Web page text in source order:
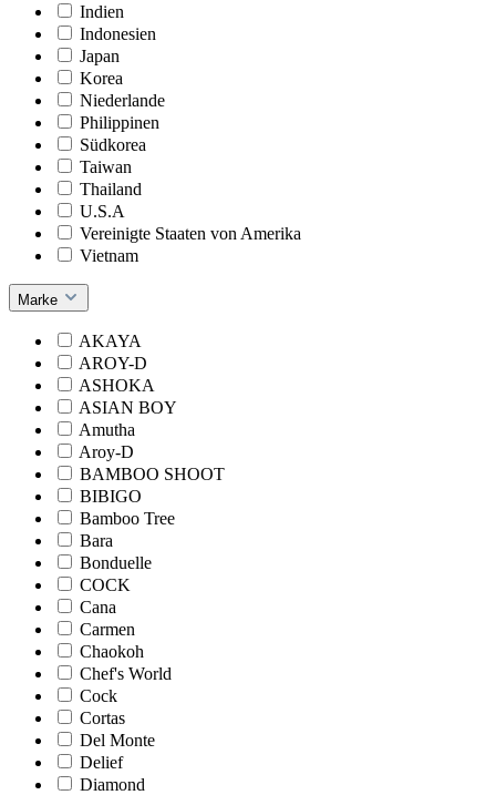
Indien
Indonesien
Japan
Korea
Niederlande
Philippinen
Südkorea
Taiwan
Thailand
U.S.A
Vereinigte Staaten von Amerika
Vietnam
Marke
AKAYA
AROY-D
ASHOKA
ASIAN BOY
Amutha
Aroy-D
BAMBOO SHOOT
BIBIGO
Bamboo Tree
Bara
Bonduelle
COCK
Cana
Carmen
Chaokoh
Chef's World
Cock
Cortas
Del Monte
Delief
Diamond